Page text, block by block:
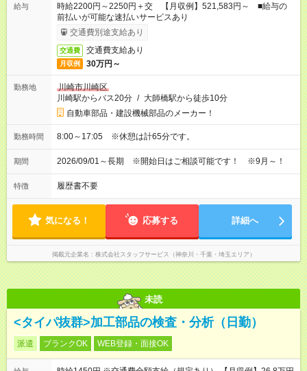
給与
時給2200円～2250円＋交 【月収例】521,583円～ ■給与の
前払いが可能な速払いサービスあり
交通費別途支給あり
交通費 交通費支給あり
月収例 30万円～
勤務地
川崎市川崎区
川崎駅からバス20分 / 大師橋駅から徒歩10分
自動車部品・建設機械部品のメーカー！
勤務時間 8:00～17:05 ※休憩は計65分です。
期間 2026/09/01～長期 ※開始日はご相談可能です！ ※9月～！
特徴 履歴書不要
気になる！ 応募する 詳細へ
掲載元企業名 株式会社スタッフサービス（神奈川・千葉・埼玉エリア）
未読
<タイパ抜群>加工部品の検査・分析（日勤）
派遣 ブランクOK WEB登録・面接OK